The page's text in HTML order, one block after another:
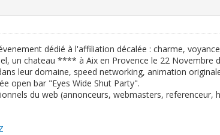
dédié à l'affiliation décalée : charme,
un chateau **** à Aix en Provence le 22 Novembre
leur domaine, speed networking, animation
open bar "Eyes Wide Shut Party".
du web (annonceurs, webmasters,